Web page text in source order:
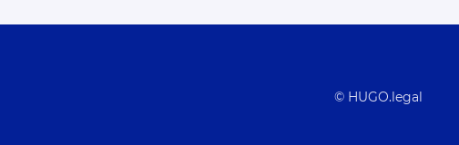
© HUGO.legal